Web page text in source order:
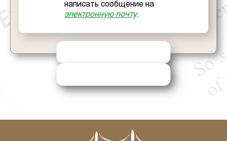
написать сообщение на
электронную почту.